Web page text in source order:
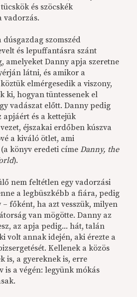
és szöcskék
vadorzás.
szomszéd
és lepuffantásra szánt
amelyeket Danny apja szeretne
látni, és amikor a
elmérgesedik a viszony,
ki, hogyan tüntessenek el
vadászat előtt. Danny pedig
apjáért és a kettejük
éjszakai erdőben kúszva
a kiváló ötlet, ami
könyv eredeti címeDanny, the
).
nem feltétlen egy vadorzási
a legbüszkébb a fiára, pedig
– főként, ha azt vesszük, milyen
van mögötte. Danny az
az apja pedig... hát, talán
volt annak idején, aki érezte a
Kellenek a közös
is, a gyereknek is, erre
is a végén: legyünk mókás